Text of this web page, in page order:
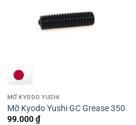
MỠ KYODO YUSHI
Mỡ Kyodo Yushi GC Grease 350
99.000₫